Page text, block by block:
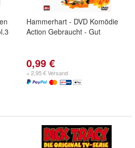
Hammerhart - DVD Komödie
Action Gebraucht - Gut
0,99 €
+ 2,95 € Versand